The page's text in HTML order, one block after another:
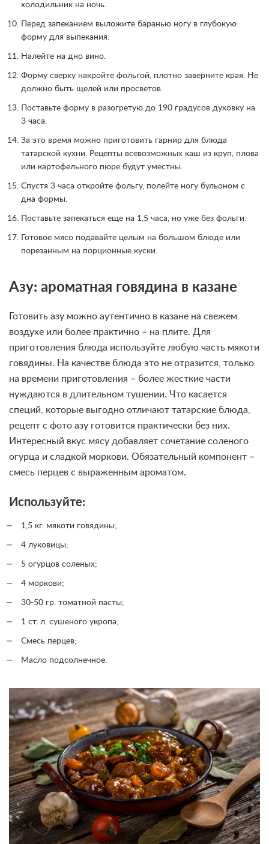
холодильник на ночь.
Перед запеканием выложите баранью ногу в глубокую
форму для выпекания.
Налейте на дно вино.
Форму сверху накройте фольгой, плотно заверните края. Не
должно быть щелей или просветов.
Поставьте форму в разогретую до 190 градусов духовку на
3 часа.
За это время можно приготовить гарнир для блюда
татарской кухни. Рецепты всевозможных каш из круп, плова
или картофельного пюре будут уместны.
Спустя 3 часа откройте фольгу, полейте ногу бульоном с
дна формы.
Поставьте запекаться еще на 1,5 часа, но уже без фольги.
Готовое мясо подавайте целым на большом блюде или
порезанным на порционные куски.
Азу: ароматная говядина в казане
Готовить азу можно аутентично в казане на свежем
воздухе или более практично – на плите. Для
приготовления блюда используйте любую часть мякоти
говядины. На качестве блюда это не отразится, только
на времени приготовления – более жесткие части
нуждаются в длительном тушении. Что касается
специй, которые выгодно отличают татарские блюда,
рецепт с фото азу готовится практически без них.
Интересный вкус мясу добавляет сочетание соленого
огурца и сладкой моркови. Обязательный компонент –
смесь перцев с выраженным ароматом.
Используйте:
1,5 кг. мякоти говядины;
4 луковицы;
5 огурцов соленых;
4 моркови;
30-50 гр. томатной пасты;
1 ст. л. сушеного укропа;
Смесь перцев;
Масло подсолнечное.